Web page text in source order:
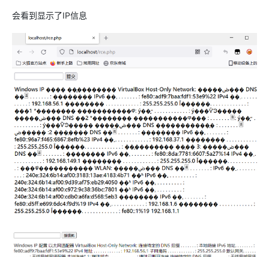
会看到显示了IP信息